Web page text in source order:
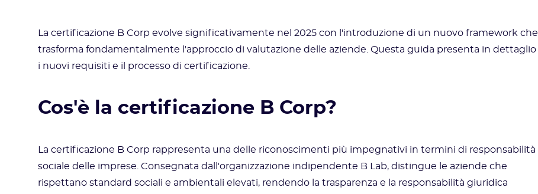
La certificazione B Corp evolve significativamente nel 2025 con l'introduzione di un nuovo framework che
trasforma fondamentalmente l'approccio di valutazione delle aziende. Questa guida presenta in dettaglio
i nuovi requisiti e il processo di certificazione.
Cos'è la certificazione B Corp?
La certificazione B Corp rappresenta una delle riconoscimenti più impegnativi in termini di responsabilità
sociale delle imprese. Consegnata dall'organizzazione indipendente B Lab, distingue le aziende che
rispettano standard sociali e ambientali elevati, rendendo la trasparenza e la responsabilità giuridica